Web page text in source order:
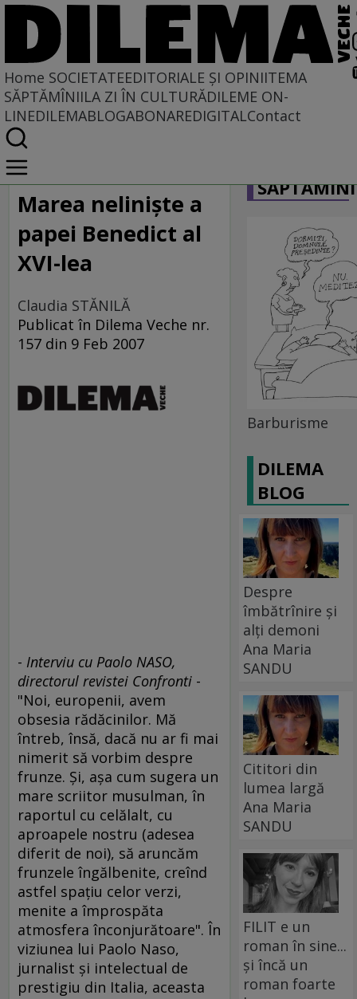
Home SOCIETATEEDITORIALE ȘI OPINIITEMA
SĂPTĂMÎNIILA ZI ÎN CULTURĂDILEME ON-
LINEDILEMABLOGABONAREDIGITALContact
Home
Societate
DIN POLUL PLUS
Marea nelinişte a
papei Benedict al
XVI-lea
Claudia STĂNILĂ
Publicat în Dilema Veche nr.
157 din 9 Feb 2007
- Interviu cu Paolo NASO,
directorul revistei Confronti -
"Noi, europenii, avem
obsesia rădăcinilor. Mă
întreb, însă, dacă nu ar fi mai
nimerit să vorbim despre
frunze. Şi, aşa cum sugera un
mare scriitor musulman, în
raportul cu celălalt, cu
aproapele nostru (adesea
diferit de noi), să aruncăm
frunzele îngălbenite, creînd
astfel spaţiu celor verzi,
menite a împrospăta
atmosfera înconjurătoare". În
viziunea lui Paolo Naso,
jurnalist şi intelectual de
prestigiu din Italia, aceasta
Barburisme
DILEMA
BLOG
Despre
îmbătrînire și
alți demoni
Ana Maria
SANDU
Cititori din
lumea largă
Ana Maria
SANDU
FILIT e un
roman în sine...
și încă un
roman foarte